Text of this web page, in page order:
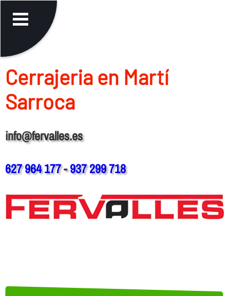
Cerrajeria en Martí
Sarroca
info@fervalles.es
627 964 177-937 299 718